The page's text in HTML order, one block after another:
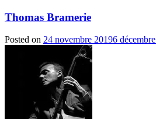
Thomas Bramerie
Posted on 24 novembre 20196